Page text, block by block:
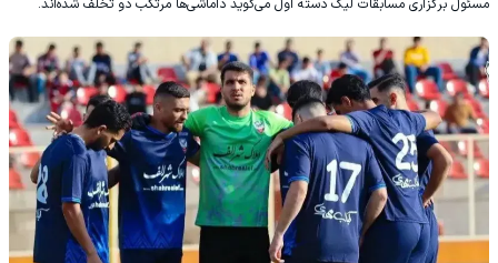
مسئول برگزاری مسابقات لیگ دسته اول می‌گوید داماشی‌ها مرتکب دو تخلف شده‌اند.